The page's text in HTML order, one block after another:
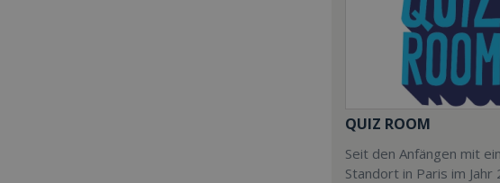
QUIZ ROOM
Seit den Anfängen mit
Standort in Paris im Jahr